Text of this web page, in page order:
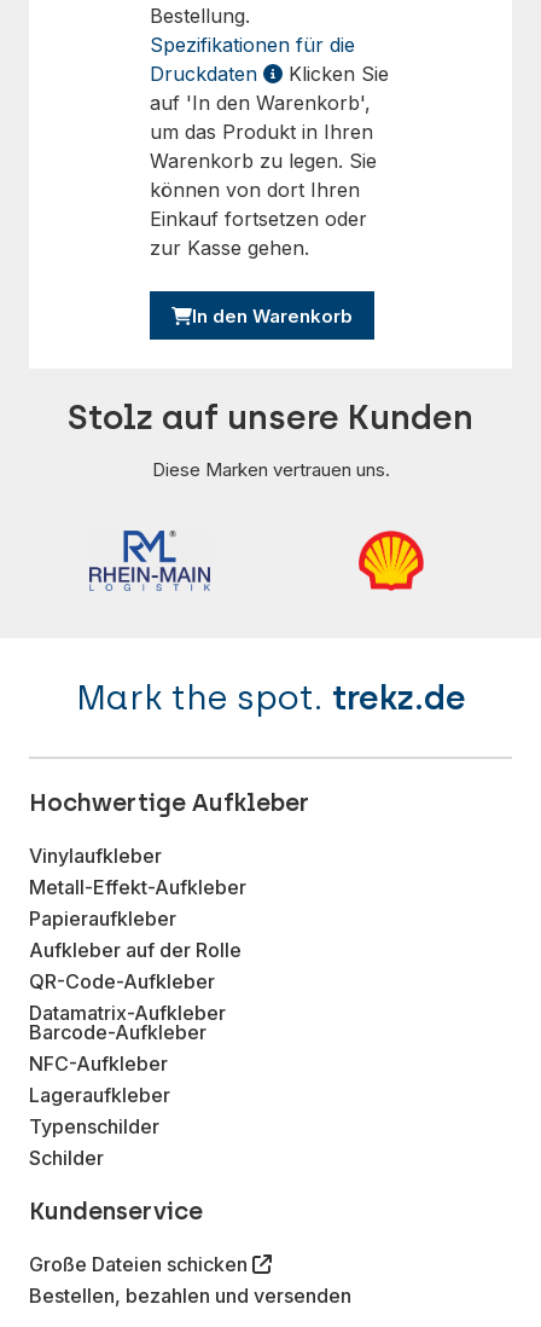
Bestellung.
Spezifikationen für die
Druckdaten
Klicken Sie
auf 'In den Warenkorb',
um das Produkt in Ihren
Warenkorb zu legen. Sie
können von dort Ihren
Einkauf fortsetzen oder
zur Kasse gehen.
In den Warenkorb
Stolz auf unsere Kunden
Diese Marken vertrauen uns.
Mark the spot. trekz.de
Hochwertige Aufkleber
Vinylaufkleber
Metall-Effekt-Aufkleber
Papieraufkleber
Aufkleber auf der Rolle
QR-Code-Aufkleber
Datamatrix-Aufkleber
Barcode-Aufkleber
NFC-Aufkleber
Lageraufkleber
Typenschilder
Schilder
Kundenservice
Große Dateien schicken
Bestellen, bezahlen und versenden